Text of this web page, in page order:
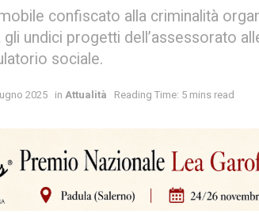
confiscato alla criminalità
undici progetti dell’assessorato
sociale.
2025 in Attualità Reading Time: 5 mins read